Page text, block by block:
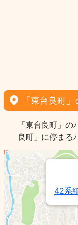
「東台良町
「東台良町」
良町」に停まる
42系